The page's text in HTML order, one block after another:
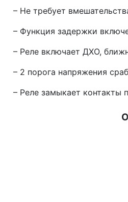
– Не требует
– Функция задержки
– Реле включает ДХО,
– 2 порога напряжения
– Реле замыкает